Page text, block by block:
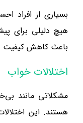
بسیاری از افراد
هیچ دلیلی برای
باعث کاهش کیفیت
اختلالات خواب
مشکلاتی مانند
هستند. این